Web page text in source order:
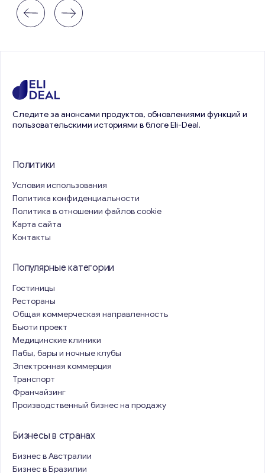
Следите за анонсами продуктов, обновлениями функций и
пользовательскими историями в блоге Eli-Deal.
Политики
Условия использования
Политика конфиденциальности
Политика в отношении файлов cookie
Карта сайта
Контакты
Популярные категории
Гостиницы
Рестораны
Общая коммерческая направленность
Бьюти проект
Медицинские клиники
Пабы, бары и ночные клубы
Электронная коммерция
Транспорт
Франчайзинг
Производственный бизнес на продажу
Бизнесы в странах
Бизнес в Австралии
Бизнес в Бразилии